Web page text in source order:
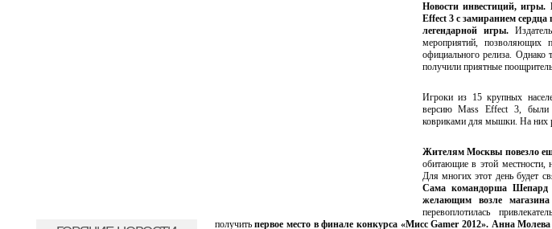
Новости инвестиций, игры.
Effect 3 с замиранием
легендарной игры.
мероприятий, позволяющих
официального релиза.
получили приятные
Игроки из 15 крупных
версию Mass Effect 3, были
ковриками для мышки. На них
Жителям Москвы повезло
обитающие в этой местности,
Для многих этот день будет
Сама командорша Шепард
желающим возле
перевоплотилась
получитьпервое место в финале конкурса «Мисс Gamer 2012». Анна Молева